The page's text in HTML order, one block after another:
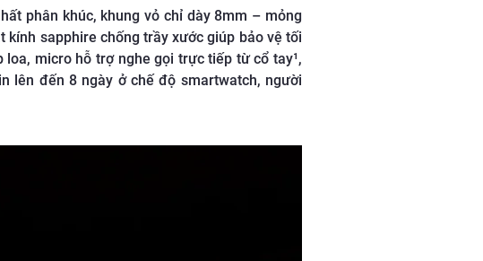
phân khúc, khung vỏ chỉ dày 8mm – mỏng
sapphire chống trầy xước giúp bảo vệ tối
micro hỗ trợ nghe gọi trực tiếp từ cổ tay¹,
lên đến 8 ngày ở chế độ smartwatch, người